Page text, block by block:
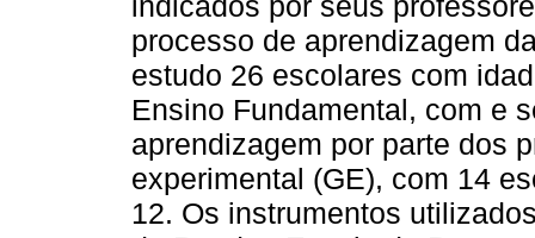
processo de aprendizagem
estudo 26 escolares com
Ensino Fundamental, com e
aprendizagem por parte dos
experimental (GE), com 14
12. Os instrumentos